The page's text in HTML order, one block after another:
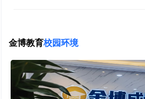
金博教育校园环境